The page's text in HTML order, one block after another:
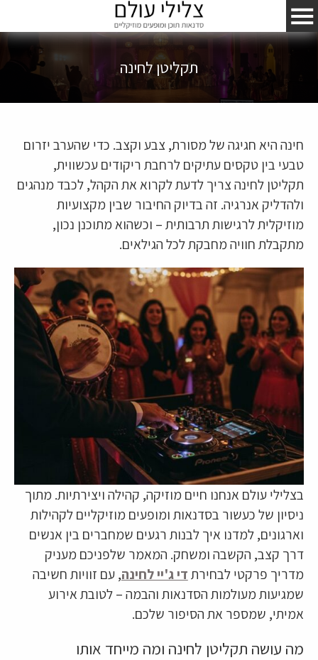
תקליטן לחינה
חינה היא חגיגה של מסורת, צבע וקצב. כדי שהערב יזרום
טבעי בין טקסים עתיקים לרחבת ריקודים עכשווית,
תקליטן לחינה צריך לדעת לקרוא את הקהל, לכבד מנהגים
ולהדליק אנרגיה. זה בדיוק החיבור שבין מקצועיות
מוזיקלית לרגישות תרבותית – וכשהוא מתוכנן נכון,
מתקבלת חוויה מחבקת לכל הגילאים.
בצלילי עולם אנחנו חיים מוזיקה, קהילה ויצירתיות. מתוך
ניסיון של כעשור בסדנאות ומופעים מוזיקליים לקהילות
וארגונים, למדנו איך לבנות רגעים שמחברים בין אנשים
דרך קצב, הקשבה ומשחק. המאמר שלפניכם מעניק
מדריך פרקטי לבחירתדי ג'יי לחינה, עם זוויות חשיבה
שמגיעות מעולמות הסדנאות והבמה – לטובת אירוע
אמיתי, שמספר את הסיפור שלכם.
מה עושה תקליטן לחינה ומה מייחד אותו